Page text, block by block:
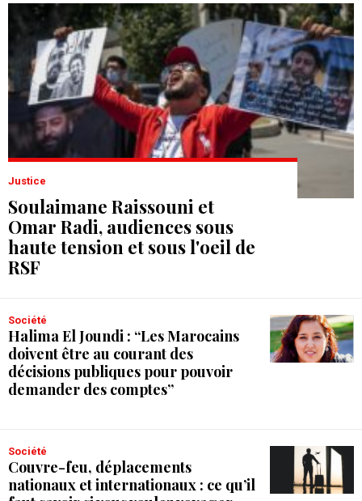
Justice
Soulaimane Raissouni et
Omar Radi, audiences sous
haute tension et sous l'oeil de
RSF
Société
Halima El Joundi : “Les Marocains
doivent être au courant des
décisions publiques pour pouvoir
demander des comptes”
Société
Couvre-feu, déplacements
nationaux et internationaux : ce qu’il